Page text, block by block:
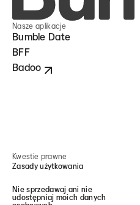
Nasze aplikacje
Bumble Date
BFF
Badoo
Kwestie prawne
Zasady użytkowania
Nie sprzedawaj ani nie
udostępniaj moich danych